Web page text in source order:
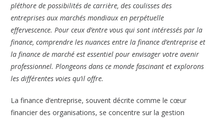
pléthore de possibilités de carrière, des coulisses des
entreprises aux marchés mondiaux en perpétuelle
effervescence. Pour ceux d’entre vous qui sont intéressés par la
finance, comprendre les nuances entre la finance d’entreprise et
la finance de marché est essentiel pour envisager votre avenir
professionnel. Plongeons dans ce monde fascinant et explorons
les différentes voies qu’il offre.
La finance d’entreprise, souvent décrite comme le cœur
financier des organisations, se concentre sur la gestion